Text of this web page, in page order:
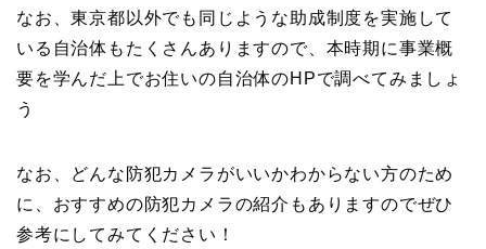
なお、東京都以外でも同じような助成制度を実施して
いる自治体もたくさんありますので、本時期に事業概
要を学んだ上でお住いの自治体のHPで調べてみましょ
う
なお、どんな防犯カメラがいいかわからない方のため
に、おすすめの防犯カメラの紹介もありますのでぜひ
参考にしてみてください！